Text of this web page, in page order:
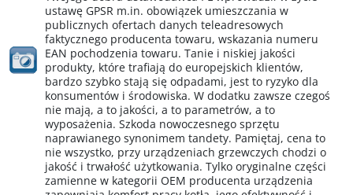
ustawę GPSR m.in. obowiązek umieszczania w
publicznych ofertach danych teleadresowych
faktycznego producenta towaru, wskazania numeru
EAN pochodzenia towaru. Tanie i niskiej jakości
produkty, które trafiają do europejskich klientów,
bardzo szybko stają się odpadami, jest to ryzyko dla
konsumentów i środowiska. W dodatku zawsze czegoś
nie mają, a to jakości, a to parametrów, a to
wyposażenia. Szkoda nowoczesnego sprzętu
naprawianego synonimem tandety. Pamiętaj, cena to
nie wszystko, przy urządzeniach grzewczych chodzi o
jakość i trwałość użytkowania. Tylko oryginalne części
zamienne w kategorii OEM producenta urządzenia